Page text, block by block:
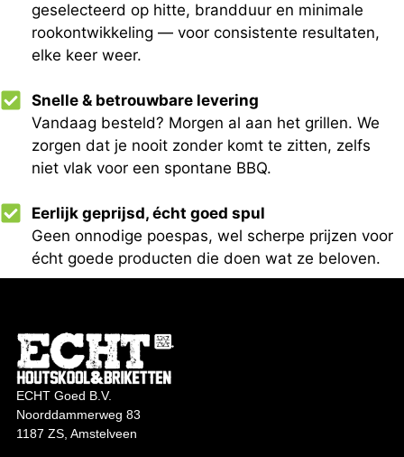
geselecteerd op hitte, brandduur en minimale
rookontwikkeling — voor consistente resultaten,
elke keer weer.
Snelle & betrouwbare levering
Vandaag besteld? Morgen al aan het grillen. We
zorgen dat je nooit zonder komt te zitten, zelfs
niet vlak voor een spontane BBQ.
Eerlijk geprijsd, écht goed spul
Geen onnodige poespas, wel scherpe prijzen voor
écht goede producten die doen wat ze beloven.
ECHT Goed B.V.
Noorddammerweg 83
1187 ZS, Amstelveen